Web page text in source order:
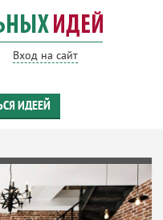
Вход на сайт
ИДЕЕЙ